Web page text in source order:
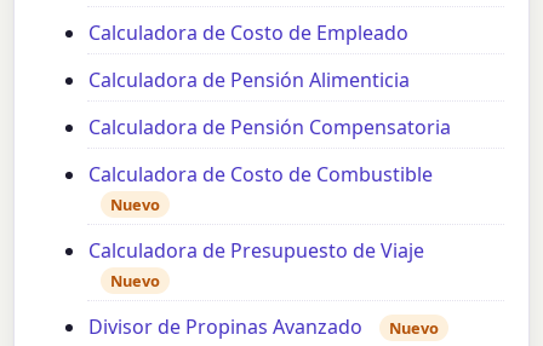
Calculadora de Costo de Empleado
Calculadora de Pensión Alimenticia
Calculadora de Pensión Compensatoria
Calculadora de Costo de Combustible
Nuevo
Calculadora de Presupuesto de Viaje
Nuevo
Divisor de Propinas Avanzado Nuevo